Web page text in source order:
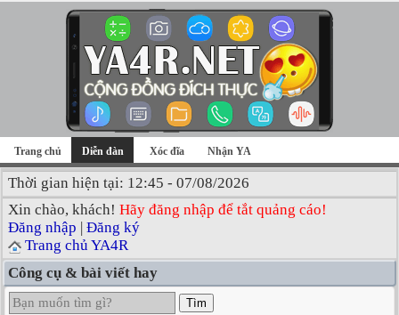
Trang chủ Diễn đàn Xóc đĩa Nhận YA
Thời gian hiện tại: 12:45 - 07/08/2026
Xin chào, khách! Hãy đăng nhập để tắt quảng cáo!
Đăng nhập | Đăng ký
Trang chủ YA4R
Công cụ & bài viết hay
Tìm